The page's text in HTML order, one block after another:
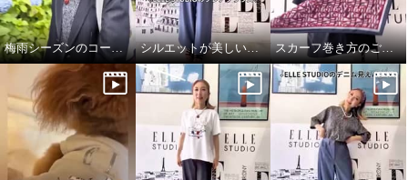
梅雨シーズンのコーディネート シルエットが美しいブラウス スカーフ巻き方のご紹介です♪